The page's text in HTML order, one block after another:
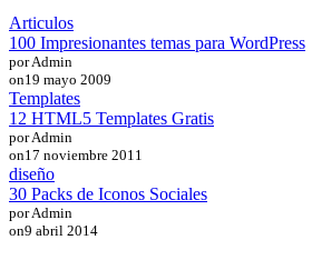
Articulos
100 Impresionantes temas para WordPress
por Admin
on19 mayo 2009
Templates
12 HTML5 Templates Gratis
por Admin
on17 noviembre 2011
diseño
30 Packs de Iconos Sociales
por Admin
on9 abril 2014